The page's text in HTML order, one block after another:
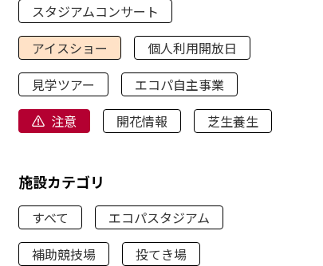
スタジアムコンサート
アイスショー
個人利用開放日
見学ツアー
エコパ自主事業
注意
開花情報 芝生養生
施設カテゴリ
すべて
エコパスタジアム
補助競技場
投てき場